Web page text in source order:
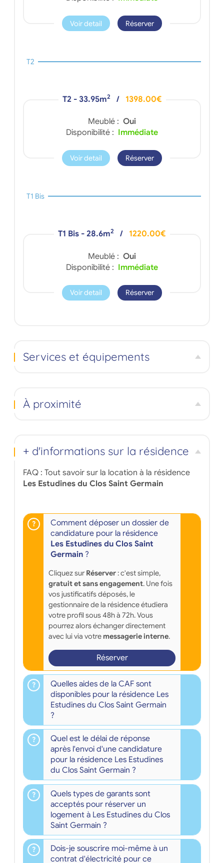
Voir detail Réserver
T2
T2 - 33.95m2 / 1398.00€
Meublé : Oui
Disponibilité : Immédiate
Voir detail Réserver
T1 Bis
T1 Bis - 28.6m2 / 1220.00€
Meublé : Oui
Disponibilité : Immédiate
Voir detail Réserver
Services et équipements
À proximité
+ d'informations sur la résidence
FAQ : Tout savoir sur la location à la résidence
Les Estudines du Clos Saint Germain
Comment déposer un dossier de
candidature pour la résidence
Les Estudines du Clos Saint
Germain?
Cliquez sur Réserver: c'est simple,
gratuit et sans engagement. Une fois
vos justificatifs déposés, le
gestionnaire de la résidence étudiera
votre profil sous 48h à 72h. Vous
pourrez alors échanger directement
avec lui via votre messagerie interne.
Réserver
Quelles aides de la CAF sont
disponibles pour la résidence Les
Estudines du Clos Saint Germain
?
Quel est le délai de réponse
après l'envoi d'une candidature
pour la résidence Les Estudines
du Clos Saint Germain ?
Quels types de garants sont
acceptés pour réserver un
logement à Les Estudines du Clos
Saint Germain ?
Dois-je souscrire moi-même à un
contrat d'électricité pour ce